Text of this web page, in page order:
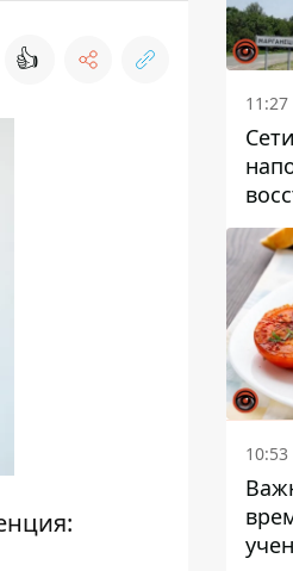
👍
11:27
10:53